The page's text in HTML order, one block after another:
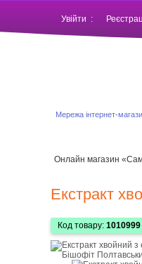
Увійти :
Мережа інтернет-
Онлайн магазин
Екстракт
Код товару: 1010999